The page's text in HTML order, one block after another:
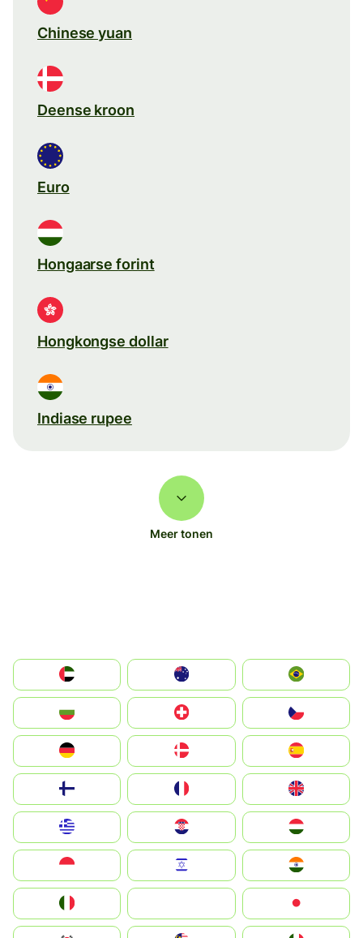
Chinese yuan
Deense kroon
Euro
Hongaarse forint
Hongkongse dollar
Indiase rupee
Meer tonen
الإمارات العربية المتحدة
Switzerland
Deutschland
United Kingdom
Magyarország